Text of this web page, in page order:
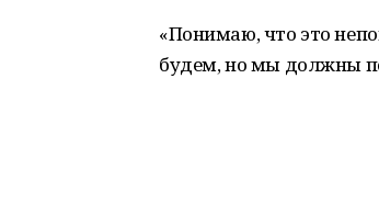
«Понимаю, что это
будем, но мы должны